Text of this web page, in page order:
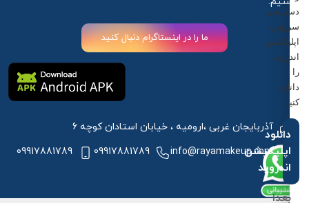
ما را در اینستاگرام دنبال کنید
آذربایجان غربی ،ارومیه ، خیابان استادان کوچه 6
info@rayamakeup.com
09917881789
09917881789
دسترسی
سریع‌تر،
اپلیکیشن
اندروید
را
دانلود
کنید.
دانلود
اپلیکیشن
اندروید
بعدا